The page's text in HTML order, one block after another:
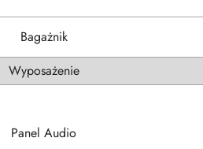
Bagażnik
Wyposażenie
Panel Audio